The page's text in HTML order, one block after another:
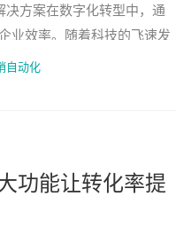
决方案在数字化转型中，通
业效率。随着科技的飞速发
自动化
功能让转化率提